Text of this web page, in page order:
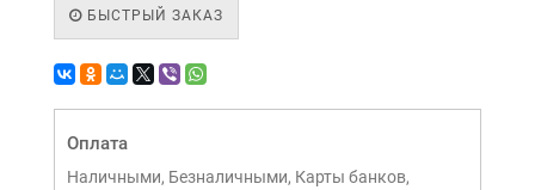
БЫСТРЫЙ ЗАКАЗ
Оплата
Наличными, Безналичными, Карты банков,